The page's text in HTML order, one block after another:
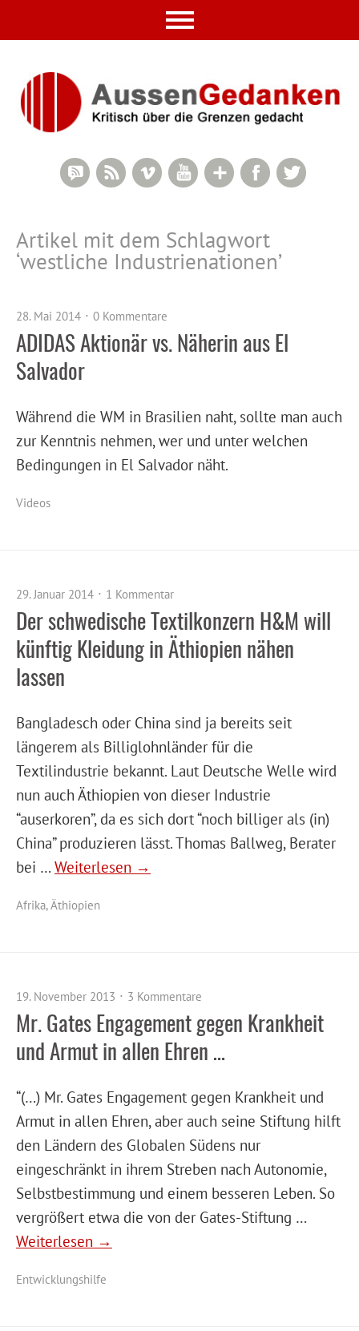
Twitter
Facebook
Google+
YouTube
Vimeo
RSS Feed
RSS Comments
Artikel mit dem Schlagwort
‘westliche Industrienationen’
28. Mai 2014 0 Kommentare
ADIDAS Aktionär vs. Näherin aus El
Salvador
Während die WM in Brasilien naht, sollte man auch
zur Kenntnis nehmen, wer und unter welchen
Bedingungen in El Salvador näht.
Videos
29. Januar 2014 1 Kommentar
Der schwedische Textilkonzern H&M will
künftig Kleidung in Äthiopien nähen
lassen
Bangladesch oder China sind ja bereits seit
längerem als Billiglohnländer für die
Textilindustrie bekannt. Laut Deutsche Welle wird
nun auch Äthiopien von dieser Industrie
“auserkoren”, da es sich dort “noch billiger als (in)
China” produzieren lässt. Thomas Ballweg, Berater
bei … Weiterlesen →
Afrika,Äthiopien
19. November 2013 3 Kommentare
Mr. Gates Engagement gegen Krankheit
und Armut in allen Ehren …
“(…) Mr. Gates Engagement gegen Krankheit und
Armut in allen Ehren, aber auch seine Stiftung hilft
den Ländern des Globalen Südens nur
eingeschränkt in ihrem Streben nach Autonomie,
Selbstbestimmung und einem besseren Leben. So
vergrößert etwa die von der Gates-Stiftung …
Weiterlesen →
Entwicklungshilfe